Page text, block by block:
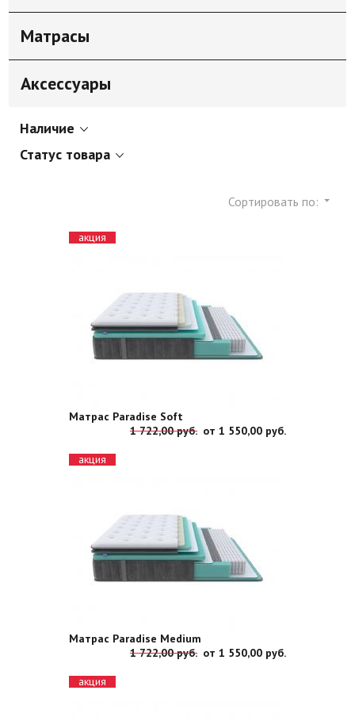
Матрасы
Аксессуары
Наличие
Статус товара
Сортировать по:
акция
Матрас Paradise Soft
1 722,00 руб. от 1 550,00 руб.
акция
Матрас Paradise Medium
1 722,00 руб. от 1 550,00 руб.
акция